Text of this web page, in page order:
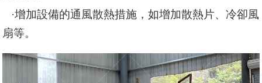
·增加設備的通風散熱措施，如增加散熱片、冷卻風
扇等。